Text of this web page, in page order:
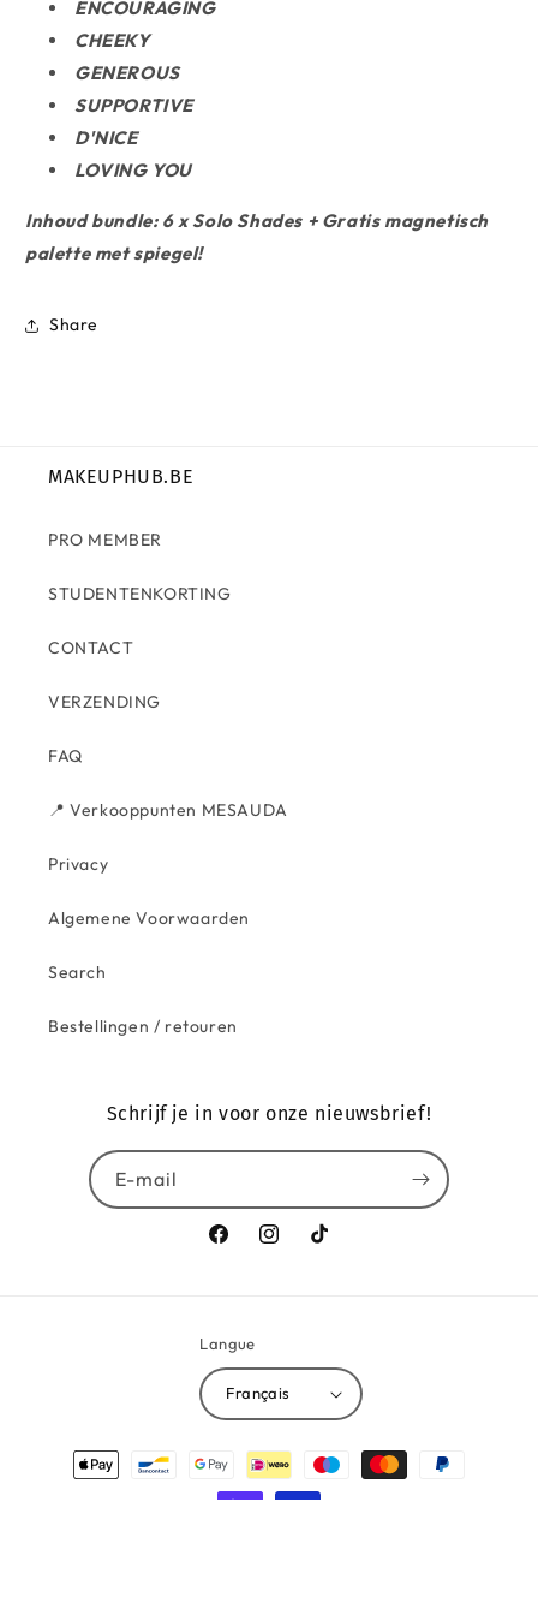
ENCOURAGING
CHEEKY
GENEROUS
SUPPORTIVE
D'NICE
LOVING YOU
Inhoud bundle: 6 x Solo Shades + Gratis magnetisch
palette met spiegel!
Share
MAKEUPHUB.BE
PRO MEMBER
STUDENTENKORTING
CONTACT
VERZENDING
FAQ
📍 Verkooppunten MESAUDA
Privacy
Algemene Voorwaarden
Search
Bestellingen / retouren
Schrijf je in voor onze nieuwsbrief!
E-mail
FacebookInstagramTikTok
Langue
Français
Moyens